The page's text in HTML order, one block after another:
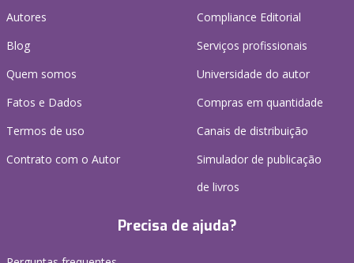
Autores
Blog
Quem somos
Fatos e Dados
Termos de uso
Contrato com o Autor
Compliance Editorial
Serviços profissionais
Universidade do autor
Compras em quantidade
Canais de distribuição
Simulador de publicação
de livros
Precisa de ajuda?